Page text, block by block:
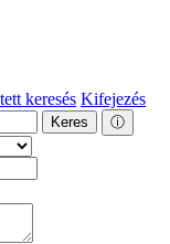
keresés Kifejezés
Keres ⓘ